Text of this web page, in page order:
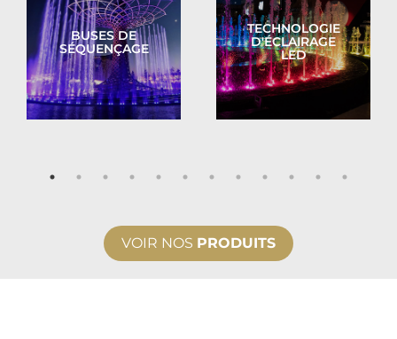
BUSES DE
SÉQUENÇAGE
TECHNOLOGIE
D'ÉCLAIRAGE
LED
VOIR NOS PRODUITS